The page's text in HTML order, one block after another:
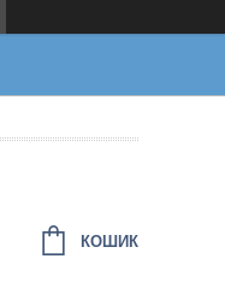
КОШИК